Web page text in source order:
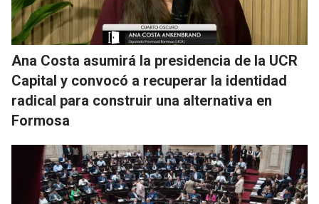
Ana Costa asumirá la presidencia de la UCR
Capital y convocó a recuperar la identidad
radical para construir una alternativa en
Formosa